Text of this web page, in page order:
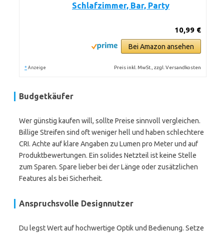
Schlafzimmer, Bar, Party
10,99 €
Bei Amazon ansehen
* Anzeige Preis inkl. MwSt., zzgl. Versandkosten
Budgetkäufer
Wer günstig kaufen will, sollte Preise sinnvoll vergleichen.
Billige Streifen sind oft weniger hell und haben schlechtere
CRI. Achte auf klare Angaben zu Lumen pro Meter und auf
Produktbewertungen. Ein solides Netzteil ist keine Stelle
zum Sparen. Spare lieber bei der Länge oder zusätzlichen
Features als bei Sicherheit.
Anspruchsvolle Designnutzer
Du legst Wert auf hochwertige Optik und Bedienung. Setze